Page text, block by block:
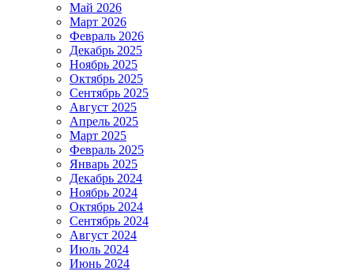
Май 2026
Март 2026
Февраль 2026
Декабрь 2025
Ноябрь 2025
Октябрь 2025
Сентябрь 2025
Август 2025
Апрель 2025
Март 2025
Февраль 2025
Январь 2025
Декабрь 2024
Ноябрь 2024
Октябрь 2024
Сентябрь 2024
Август 2024
Июль 2024
Июнь 2024